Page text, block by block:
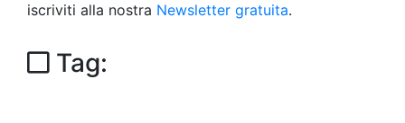
iscriviti alla nostra Newsletter gratuita.
Tag: